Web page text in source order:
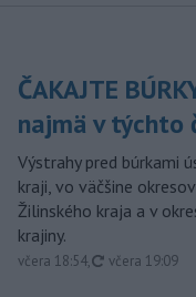
ČAKAJTE
najmä v týchto
Výstrahy pred búrkami
kraji, vo väčšine
Žilinského kraja a v
krajiny.
včera 18:54, aktualizované
včera 19:09